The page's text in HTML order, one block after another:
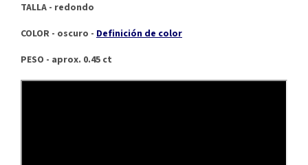
TALLA - redondo
COLOR - oscuro - Definición de color
PESO - aprox. 0.45 ct